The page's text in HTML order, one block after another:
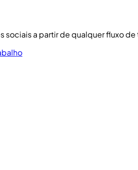
sociais a partir de qualquer fluxo